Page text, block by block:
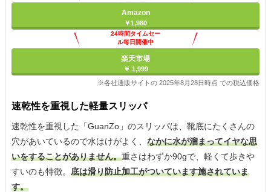
Amazon
￥1,980
24時間タイムセー
ル毎日開催中
楽天市場
￥ 1,999
※各社通販サイトの 2025年8月28日時点 での税込価格
速乾性を重視した軽量スリッパ
速乾性を重視した「GuanZo」のスリッパは、靴底にたくさんの
穴があいているので水はけがよく、 なかに水が溜まってイヤな思
いをすることがありません。重さはわずか90gで、軽くて歩きや
すいのも特徴。 底は滑り防止加工がついています施されていま
す。